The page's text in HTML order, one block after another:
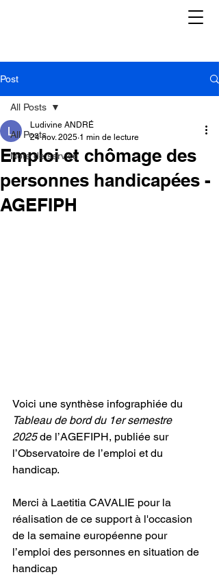
Post
All Posts
Note de service
All Posts
Emploi et chômage des
personnes handicapées -
AGEFIPH
Ludivine ANDRÉ
24 nov. 2025 1 min de lecture
Voici une synthèse infographiée du
Tableau de bord du 1er semestre
2025 de l’AGEFIPH, publiée sur
l’Observatoire de l’emploi et du
handicap.
Merci à Laetitia CAVALIE pour la
réalisation de ce support à l'occasion
de la semaine européenne pour
l’emploi des personnes en situation de
handicap